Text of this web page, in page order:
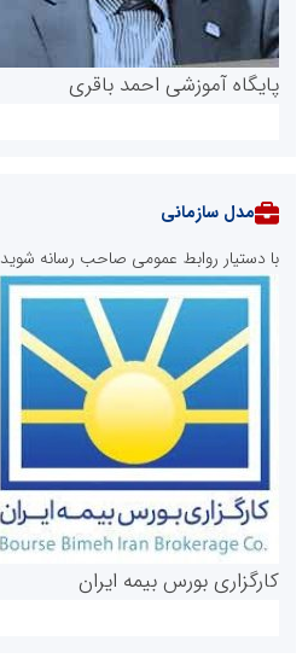
پایگاه آموزشی احمد باقری
روابط عمومی خبرگزاری گزارش خبر
مدل سازمانی
با دستیار روابط عمومی صاحب رسانه شوید
کارگزاری بورس بیمه ایران